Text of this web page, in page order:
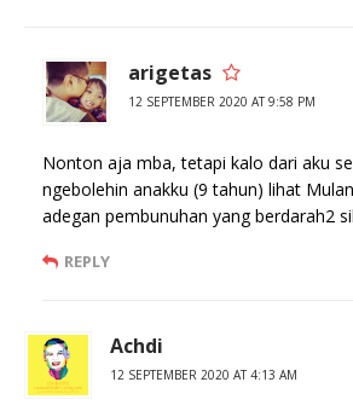
arigetas
12 SEPTEMBER 2020 AT 9:58 PM
Nonton aja mba, tetapi kalo dari aku
ngebolehin anakku (9 tahun) lihat
adegan pembunuhan yang berdarah2
REPLY
Achdi
12 SEPTEMBER 2020 AT 4:13 AM